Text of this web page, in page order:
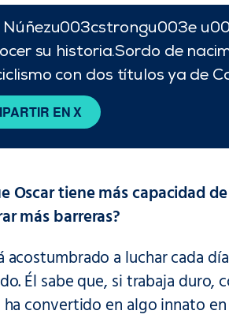
Núñezu003cstrongu003e
su historia.Sordo de
con dos títulos ya de
EN X
Oscar tiene más capacidad
más barreras?
acostumbrado a luchar cada
Él sabe que, si trabaja
convertido en algo innato